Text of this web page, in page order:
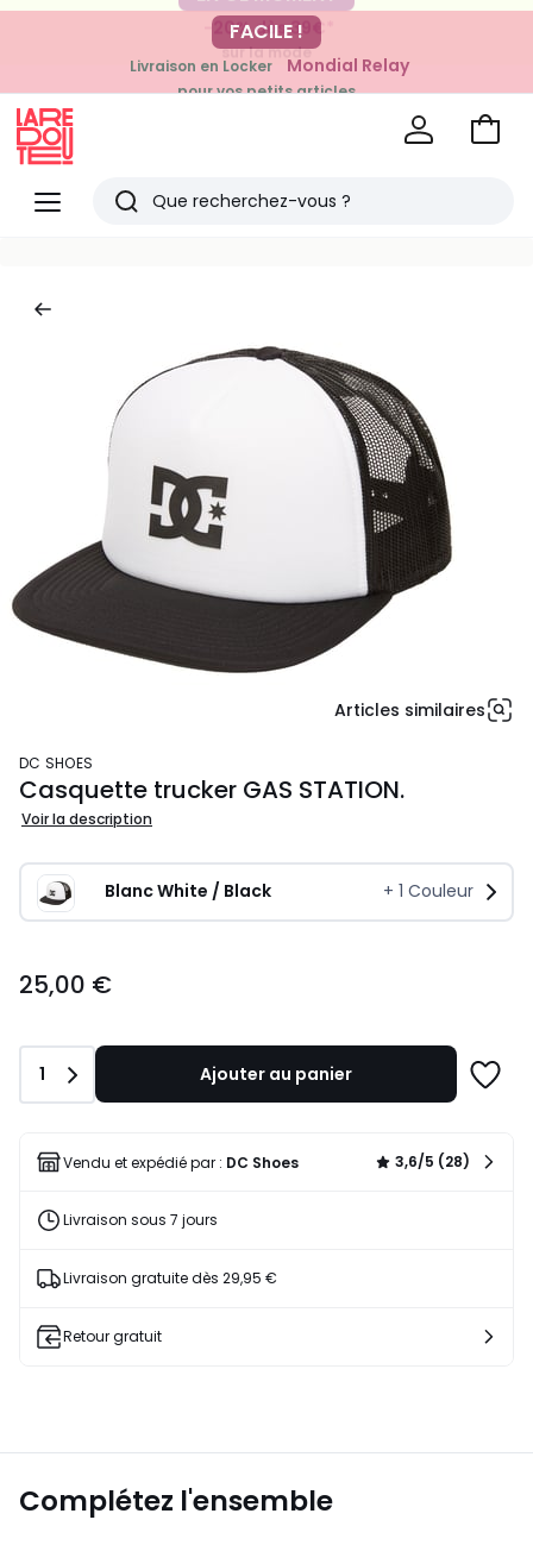
-20% dès 39€*
sur la mode
FACILE !
Livraison en Locker Mondial Relay
pour vos petits articles
Menu
Redoute
Rechercher
Voir
Articles similaires
DC SHOES
Casquette trucker GAS STATION.
Voir la description
Blanc White / Black + 1 Couleur
€.
25,00 €
Quantité
1 Ajouter au panier
liste
Vendu et expédié par : DC Shoes 3,6/5 (28)
Livraison sous 7 jours
Livraison gratuite dès 29,95 €
Retour gratuit
Complétez l'ensemble